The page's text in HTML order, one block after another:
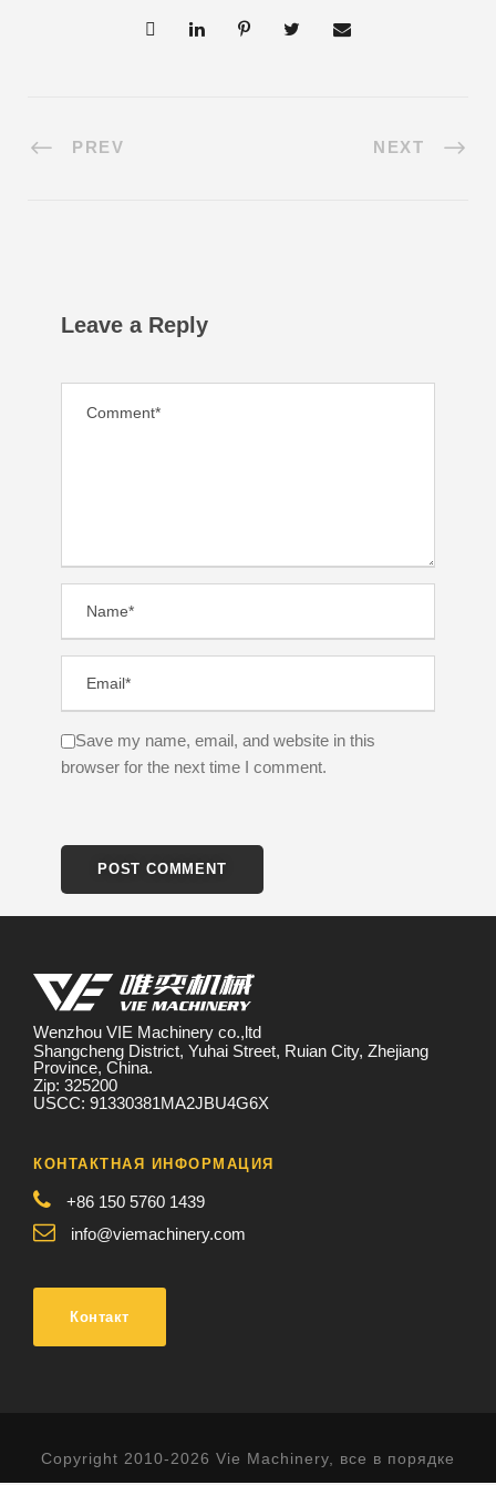
PREV NEXT
Leave a Reply
Save my name, email, and website in this
browser for the next time I comment.
Wenzhou VIE Machinery co.,ltd
Shangcheng District, Yuhai Street, Ruian City, Zhejiang
Province, China.
Zip: 325200
USCC: 91330381MA2JBU4G6X
КОНТАКТНАЯ ИНФОРМАЦИЯ
+86 150 5760 1439
info@viemachinery.com
Контакт
Copyright 2010-2026 Vie Machinery, все в порядке